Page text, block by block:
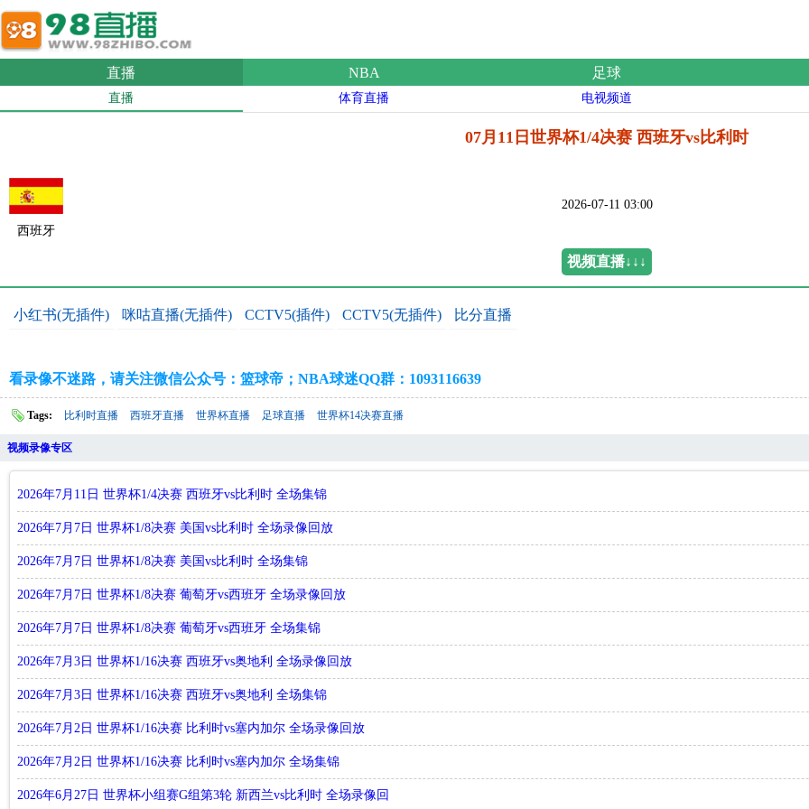
直播 NBA 足球
直播 体育直播 电视频道
07月11日世界杯1/4决赛 西班牙vs比利时
西班牙
2026-07-11 03:00
视频直播↓↓↓
小红书(无插件) 咪咕直播(无插件) CCTV5(插件) CCTV5(无插件) 比分直播
看录像不迷路，请关注微信公众号：篮球帝；NBA球迷QQ群：1093116639
Tags: 比利时直播 西班牙直播 世界杯直播 足球直播 世界杯14决赛直播
视频录像专区
2026年7月11日 世界杯1/4决赛 西班牙vs比利时 全场集锦
2026年7月7日 世界杯1/8决赛 美国vs比利时 全场录像回放
2026年7月7日 世界杯1/8决赛 美国vs比利时 全场集锦
2026年7月7日 世界杯1/8决赛 葡萄牙vs西班牙 全场录像回放
2026年7月7日 世界杯1/8决赛 葡萄牙vs西班牙 全场集锦
2026年7月3日 世界杯1/16决赛 西班牙vs奥地利 全场录像回放
2026年7月3日 世界杯1/16决赛 西班牙vs奥地利 全场集锦
2026年7月2日 世界杯1/16决赛 比利时vs塞内加尔 全场录像回放
2026年7月2日 世界杯1/16决赛 比利时vs塞内加尔 全场集锦
2026年6月27日 世界杯小组赛G组第3轮 新西兰vs比利时 全场录像回